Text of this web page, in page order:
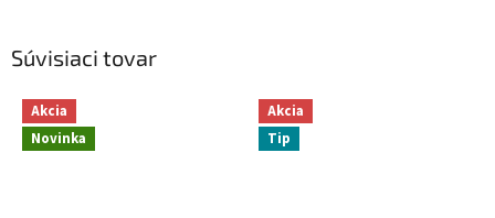
Súvisiaci tovar
Akcia
Novinka
Akcia
Tip